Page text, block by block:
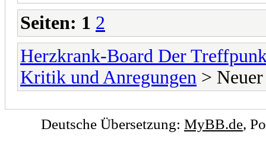
Seiten: 1 2
Herzkrank-Board Der
Kritik und Anregungen >
Deutsche Übersetzung: MyBB.de,